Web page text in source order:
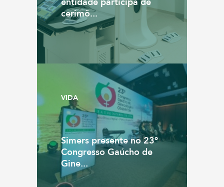
cerimô...
VIDA
Simers presente no 23º
Congresso Gaúcho de
Gine...